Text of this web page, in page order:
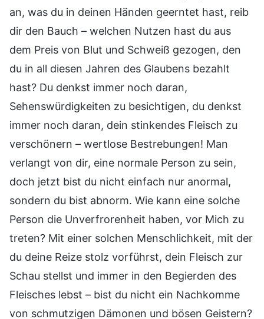
an, was du in deinen Händen geerntet hast, reib
dir den Bauch – welchen Nutzen hast du aus
dem Preis von Blut und Schweiß gezogen, den
du in all diesen Jahren des Glaubens bezahlt
hast? Du denkst immer noch daran,
Sehenswürdigkeiten zu besichtigen, du denkst
immer noch daran, dein stinkendes Fleisch zu
verschönern – wertlose Bestrebungen! Man
verlangt von dir, eine normale Person zu sein,
doch jetzt bist du nicht einfach nur anormal,
sondern du bist abnorm. Wie kann eine solche
Person die Unverfrorenheit haben, vor Mich zu
treten? Mit einer solchen Menschlichkeit, mit der
du deine Reize stolz vorführst, dein Fleisch zur
Schau stellst und immer in den Begierden des
Fleisches lebst – bist du nicht ein Nachkomme
von schmutzigen Dämonen und bösen Geistern?